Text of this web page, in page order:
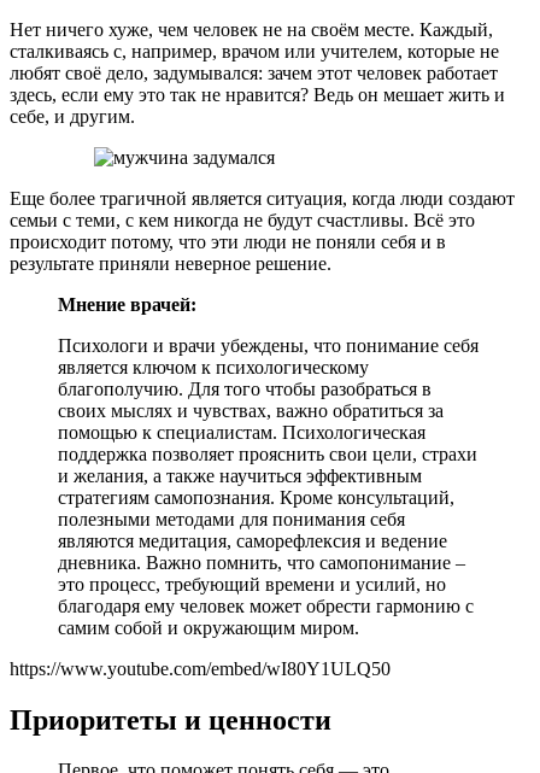
Нет ничего хуже, чем человек не на своём месте. Каждый,
сталкиваясь с, например, врачом или учителем, которые не
любят своё дело, задумывался: зачем этот человек работает
здесь, если ему это так не нравится? Ведь он мешает жить и
себе, и другим.
Еще более трагичной является ситуация, когда люди создают
семьи с теми, с кем никогда не будут счастливы. Всё это
происходит потому, что эти люди не поняли себя и в
результате приняли неверное решение.
Мнение врачей:
Психологи и врачи убеждены, что понимание себя
является ключом к психологическому
благополучию. Для того чтобы разобраться в
своих мыслях и чувствах, важно обратиться за
помощью к специалистам. Психологическая
поддержка позволяет прояснить свои цели, страхи
и желания, а также научиться эффективным
стратегиям самопознания. Кроме консультаций,
полезными методами для понимания себя
являются медитация, саморефлексия и ведение
дневника. Важно помнить, что самопонимание –
это процесс, требующий времени и усилий, но
благодаря ему человек может обрести гармонию с
самим собой и окружающим миром.
https://www.youtube.com/embed/wI80Y1ULQ50
Приоритеты и ценности